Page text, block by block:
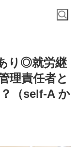
り◎就労継
理責任者と
（self-A か